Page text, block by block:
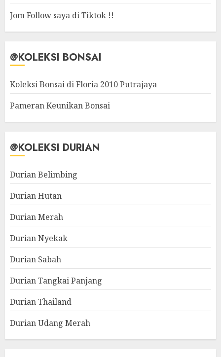
Jom Follow saya di Tiktok !!
@KOLEKSI BONSAI
Koleksi Bonsai di Floria 2010 Putrajaya
Pameran Keunikan Bonsai
@KOLEKSI DURIAN
Durian Belimbing
Durian Hutan
Durian Merah
Durian Nyekak
Durian Sabah
Durian Tangkai Panjang
Durian Thailand
Durian Udang Merah